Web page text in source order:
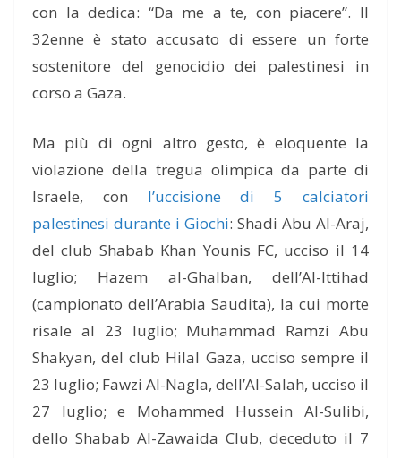
con la dedica: “Da me a te, con piacere”. Il
32enne è stato accusato di essere un forte
sostenitore del genocidio dei palestinesi in
corso a Gaza.
Ma più di ogni altro gesto, è eloquente la
violazione della tregua olimpica da parte di
Israele, con l’uccisione di 5 calciatori
palestinesi durante i Giochi: Shadi Abu Al-Araj,
del club Shabab Khan Younis FC, ucciso il 14
luglio; Hazem al-Ghalban, dell’Al-Ittihad
(campionato dell’Arabia Saudita), la cui morte
risale al 23 luglio; Muhammad Ramzi Abu
Shakyan, del club Hilal Gaza, ucciso sempre il
23 luglio; Fawzi Al-Nagla, dell’Al-Salah, ucciso il
27 luglio; e Mohammed Hussein Al-Sulibi,
dello Shabab Al-Zawaida Club, deceduto il 7